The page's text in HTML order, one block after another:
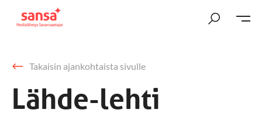
Takaisin ajankohtaista sivulle
Lähde-lehti